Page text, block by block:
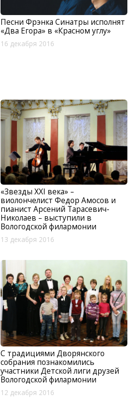
Песни Фрэнка Синатры исполнят
«Два Егора» в «Красном углу»
16 декабря 2016
«Звезды XXI века» –
виолончелист Федор Амосов и
пианист Арсений Тарасевич-
Николаев – выступили в
Вологодской филармонии
13 декабря 2016
С традициями Дворянского
собрания познакомились
участники Детской лиги друзей
Вологодской филармонии
12 декабря 2016